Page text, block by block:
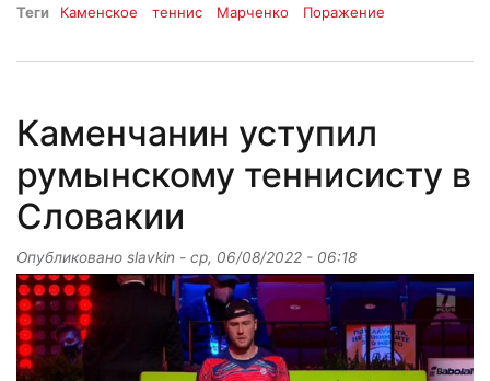
Теги Каменское теннис Марченко Поражение
Каменчанин уступил
румынскому теннисисту в
Словакии
Опубликовано slavkin - ср, 06/08/2022 - 06:18